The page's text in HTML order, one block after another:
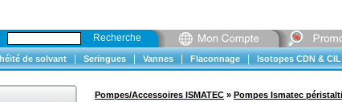
Recherche
de solvant Seringues Vannes Flaconnage Isotopes CDN & CIL
Pompes/Accessoires ISMATEC » Pompes Ismatec